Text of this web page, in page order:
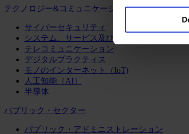
テクノロジー&コミュニケーション
サイバーセキュリティ
システム、サービス及びソフトウェア
テレコミュニケーション
デジタルプラクティス
モノのインターネット（IoT)
人工知能（AI）
半導体
パブリック・セクター
パブリック・アドミニストレーション